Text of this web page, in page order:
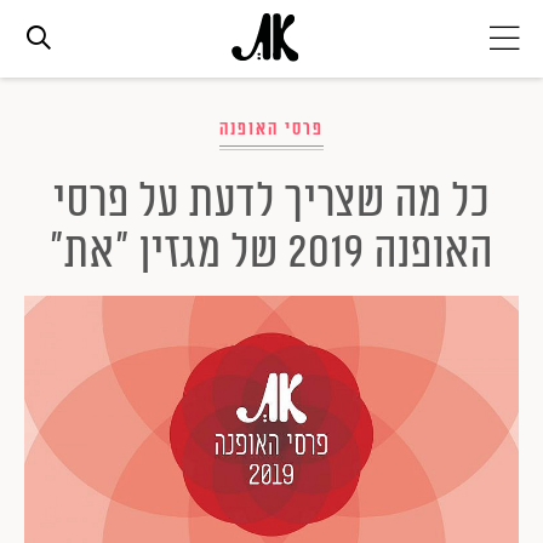
אג׳נדה
אופנה
ביוטי
סלבס
ערוצים נוספים
המגזין
פרסי האופנה
כל מה שצריך לדעת על פרסי
האופנה 2019 של מגזין "את"